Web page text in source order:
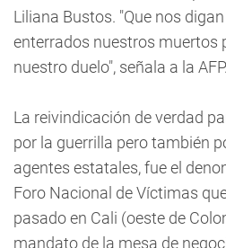
Liliana Bustos. "Que nos
enterrados nuestros muertos
nuestro duelo", señala a la AFP.
La reivindicación de verdad
por la guerrilla pero también
agentes estatales, fue el
Foro Nacional de Víctimas
pasado en Cali (oeste de
mandato de la mesa de